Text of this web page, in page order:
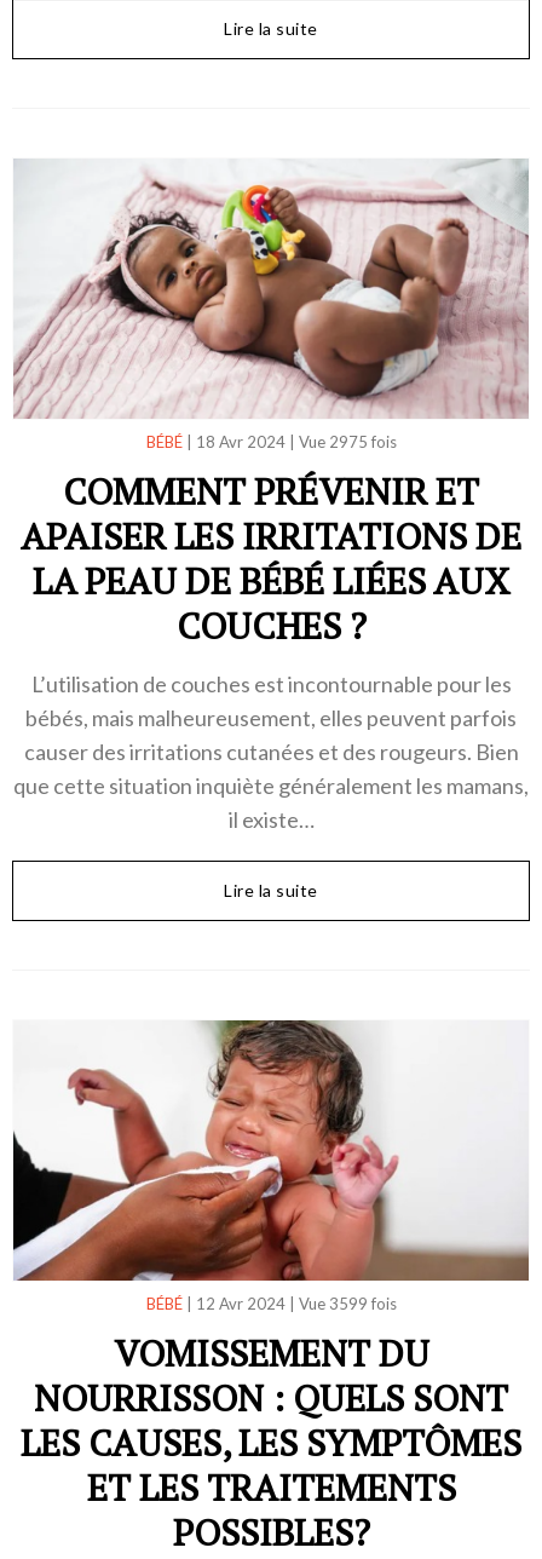
Lire la suite
BÉBÉ| 18 Avr 2024| Vue 2975 fois
COMMENT PRÉVENIR ET
APAISER LES IRRITATIONS DE
LA PEAU DE BÉBÉ LIÉES AUX
COUCHES ?
L’utilisation de couches est incontournable pour les
bébés, mais malheureusement, elles peuvent parfois
causer des irritations cutanées et des rougeurs. Bien
que cette situation inquiète généralement les mamans,
il existe…
Lire la suite
BÉBÉ| 12 Avr 2024| Vue 3599 fois
VOMISSEMENT DU
NOURRISSON : QUELS SONT
LES CAUSES, LES SYMPTÔMES
ET LES TRAITEMENTS
POSSIBLES?